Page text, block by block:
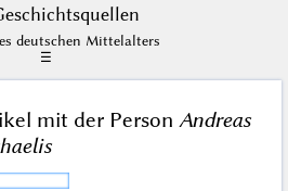
deutschen Mittelalters
☰
mit der Person Andreas